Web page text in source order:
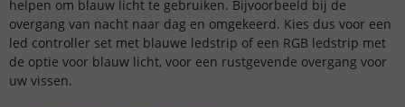
helpen om blauw licht te gebruiken. Bijvoorbeeld bij de
overgang van nacht naar dag en omgekeerd. Kies dus voor een
led controller set met blauwe ledstrip of een RGB ledstrip met
de optie voor blauw licht, voor een rustgevende overgang voor
uw vissen.